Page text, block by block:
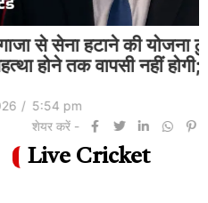
की योजना ठुकराई:कहा-
नहीं होगी; ट्रम्प का 15-
Live Cricket